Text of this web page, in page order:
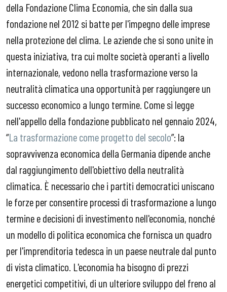
della Fondazione Clima Economia, che sin dalla sua
fondazione nel 2012 si batte per l'impegno delle imprese
nella protezione del clima. Le aziende che si sono unite in
questa iniziativa, tra cui molte società operanti a livello
internazionale, vedono nella trasformazione verso la
neutralità climatica una opportunità per raggiungere un
successo economico a lungo termine. Come si legge
nell'appello della fondazione pubblicato nel gennaio 2024,
“La trasformazione come progetto del secolo”: la
sopravvivenza economica della Germania dipende anche
dal raggiungimento dell'obiettivo della neutralità
climatica. È necessario che i partiti democratici uniscano
le forze per consentire processi di trasformazione a lungo
termine e decisioni di investimento nell'economia, nonché
un modello di politica economica che fornisca un quadro
per l'imprenditoria tedesca in un paese neutrale dal punto
di vista climatico. L'economia ha bisogno di prezzi
energetici competitivi, di un ulteriore sviluppo del freno al